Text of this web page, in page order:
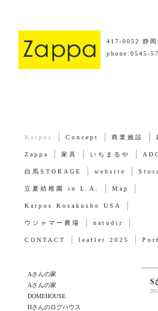
417-0052 静岡
phone:0545-
Karpos Concept 商業施設
Zappa 家具 いちまるや
白馬STORAGE website
立夏幼稚園 in L.A. Map
Karpos Kosakusho USA
ウジャマー農場 natudir
CONTACT leaflet 2025
Aさんの家
Aさんの家
DOMEHOUSE
Hさんのログハウス
S